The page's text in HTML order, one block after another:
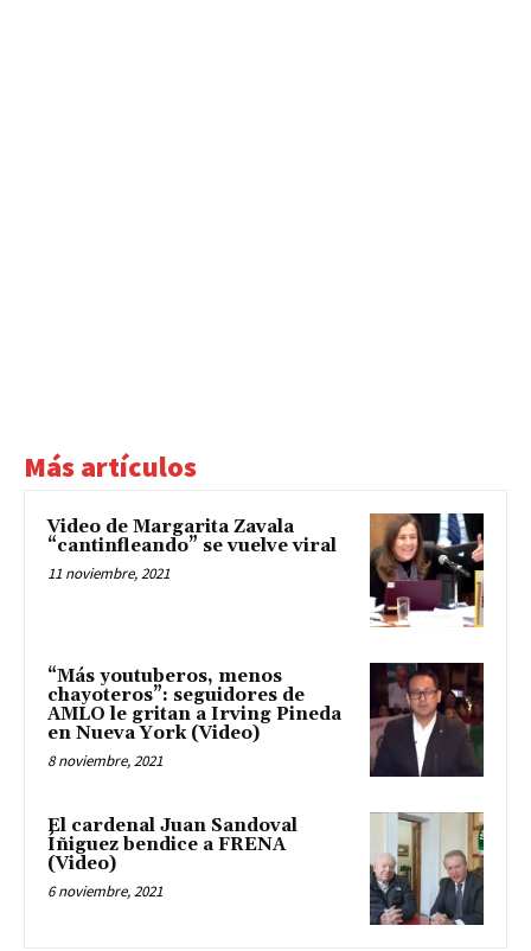
Más artículos
Video de Margarita Zavala
“cantinfleando” se vuelve viral
11 noviembre, 2021
“Más youtuberos, menos
chayoteros”: seguidores de
AMLO le gritan a Irving Pineda
en Nueva York (Video)
8 noviembre, 2021
El cardenal Juan Sandoval
Íñiguez bendice a FRENA
(Video)
6 noviembre, 2021